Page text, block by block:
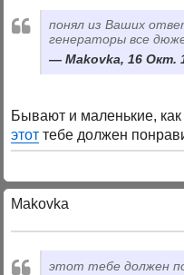
понял из Ваших
генераторы все
Makovka, 16 Окт.
Бывают и маленькие,
этот тебе должен
Makovka
этот тебе должен